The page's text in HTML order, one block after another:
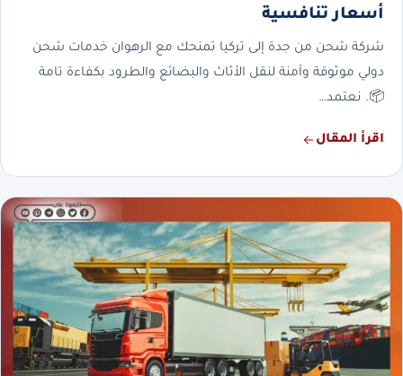
أسعار تنافسية
شركة شحن من جدة إلى تركيا تمنحك مع الرهوان خدمات شحن
دولي موثوقة وآمنة لنقل الأثاث والبضائع والطرود بكفاءة تامة
📦. نعتمد…
اقرأ المقال